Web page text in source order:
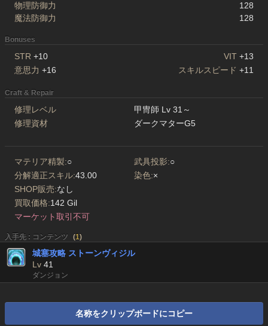
物理防御力
128
魔法防御力
128
Bonuses
STR +10 VIT +13
意思力 +16 スキルスピード +11
Craft & Repair
修理レベル
甲冑師 Lv 31～
修理資材
ダークマターG5
マテリア精製:○ 武具投影:○
分解適正スキル:43.00 染色:×
SHOP販売:なし
買取価格:142 Gil
マーケット取引不可
入手先 : コンテンツ (1)
城塞攻略 ストーンヴィジル
Lv 41
ダンジョン
名称をクリップボードにコピー